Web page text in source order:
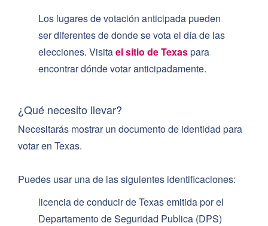
Los lugares de votación anticipada pueden
ser diferentes de donde se vota el día de las
elecciones. Visitael sitio de Texaspara
encontrar dónde votar anticipadamente.
¿Qué necesito llevar?
Necesitarás mostrar un documento de identidad para
votar en Texas.
Puedes usar una de las siguientes identificaciones:
licencia de conducir de Texas emitida por el
Departamento de Seguridad Publica (DPS)